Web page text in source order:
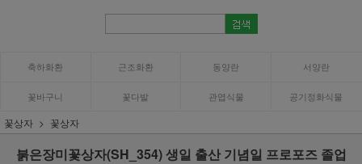
축하화환 근조화환 동양란 서양란
꽃바구니 꽃다발 관엽식물 공기정화식물
꽃상자 꽃상자
붉은장미꽃상자(SH_354) 생일 출산 기념일 프로포즈 졸업